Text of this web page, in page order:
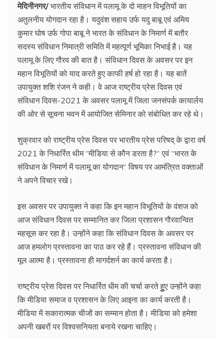
मेदिनीनगर/भारतीय संविधान में पलामू के दो माहन विभूतियों का
अतुलनीय योगदान रहा है। यदुवंश सहाय उर्फ यदु बाबू एवं अमिय
कुमार घोष उर्फ गोपा बाबू ने भारत के संविधान के निमार्ण में बतौर
सदस्य संविधान निमात्री समिति में महत्पूर्ण भूमिका निभाई है। यह
पलामू के लिए गौरव की बात है। संविधान दिवस के अवसर पर इन
महान विभूतियों को याद करते हुए काफी हर्ष हो रहा है। यह बातें
उपायुक्त शशि रंजन ने कही। वे आज राष्ट्रीय प्रेस दिवस एवं
संविधान दिवस-2021 के अवसर पलामू में जिला जनसंपर्क कायार्लय
की ओर से सूचना भवन में आयोजित सेमिनार को संबोधित कर रहे थे।
शुक्रवार को राष्ट्रीय प्रेस दिवस पर भारतीय प्रेस परिषद् के द्वारा वर्ष
2021 के निधार्रित थीम ‘‘मीडिया से कौन डरता है?‘‘ एवं ‘‘भारत के
संविधान के निमार्ण में पलामू का योगदान‘‘ विषय पर आमंत्रित वक्ताओं
ने अपने विचार रखे।
इस अवसर पर उपायुक्त ने कहा कि इन महान विभूतियों के वंशज को
आज संविधान दिवस पर सम्मानित कर जिला प्रशासन गौरवान्वित
महसूस कर रहा है। उन्होंने कहा कि संविधान दिवस के अवसर पर
आज हमलोग प्रस्तावना का पाठ कर रहे हैं। प्रस्तावना संविधान की
मूल आत्मा है। प्रस्तावना ही मागर्दशर्न का कार्य करता है।
राष्ट्रीय प्रेस दिवस पर निधार्रित धीम की चर्चा करते हुूए उन्होंने कहा
कि मीडिया समाज व प्रशासन के लिए आइना का कार्य करती है।
मीडिया में सकारात्मक चीजों का सम्मान होता है। मीडिया को हमेशा
अपनी खबरों पर विश्वसनियता बनाये रखना चाहिए।